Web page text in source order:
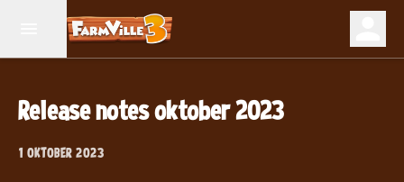
Release notes oktober 2023
1 OKTOBER 2023